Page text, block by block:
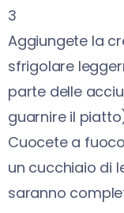
3
Aggiungete la
sfrigolare
parte delle
guarnire il
Cuocete a
un cucchiaio di
saranno